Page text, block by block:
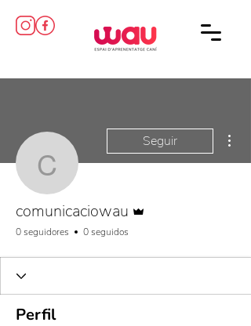
comunicaciowau
Seguir
comunicaciowau
0 seguidores 0 seguidos
Perfil